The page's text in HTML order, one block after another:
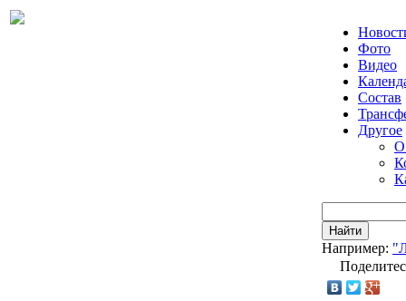
Фото
Видео
Состав
Другое
О
Найти
Например: